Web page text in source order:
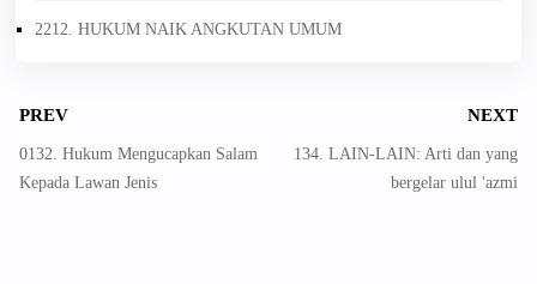
2212. HUKUM NAIK ANGKUTAN UMUM
PREV
0132. Hukum Mengucapkan Salam
Kepada Lawan Jenis
NEXT
134. LAIN-LAIN: Arti dan yang
bergelar ulul 'azmi